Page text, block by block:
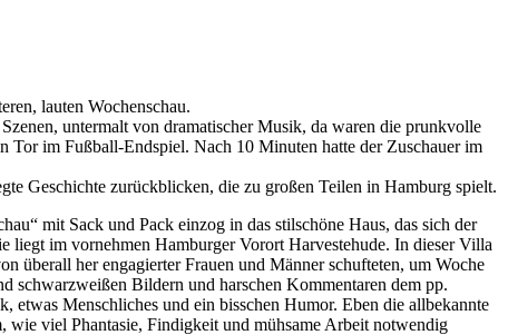
lauten Wochenschau.
untermalt von dramatischer Musik, da waren die prunkvolle
Tor im Fußball-Endspiel. Nach 10 Minuten hatte der Zuschauer im
Geschichte zurückblicken, die zu großen Teilen in Hamburg spielt.
mit Sack und Pack einzog in das stilschöne Haus, das sich der
im vornehmen Hamburger Vorort Harvestehude. In dieser Villa
überall her engagierter Frauen und Männer schufteten, um Woche
schwarzweißen Bildern und harschen Kommentaren dem pp.
Menschliches und ein bisschen Humor. Eben die allbekannte
wie viel Phantasie, Findigkeit und mühsame Arbeit notwendig